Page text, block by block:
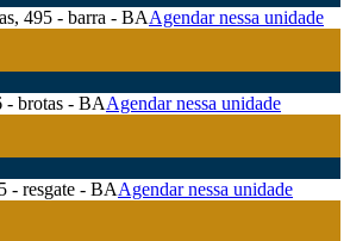
495 - barra - BAAgendar nessa unidade
- brotas - BAAgendar nessa unidade
- resgate - BAAgendar nessa unidade